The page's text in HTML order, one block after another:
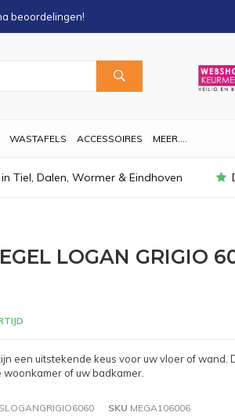
beoordelingen!
WASTAFELS ACCESSOIRES MEER....
Tiel, Dalen, Wormer & Eindhoven
LOGAN GRIGIO
een uitstekende keus voor uw vloer of wand.
of uw badkamer.
SKU MEGA106006